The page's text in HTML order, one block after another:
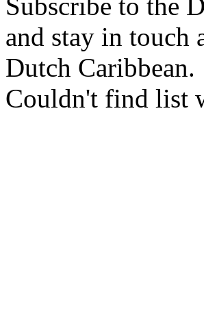
and stay in touch
Dutch Caribbean.
Couldn't find list